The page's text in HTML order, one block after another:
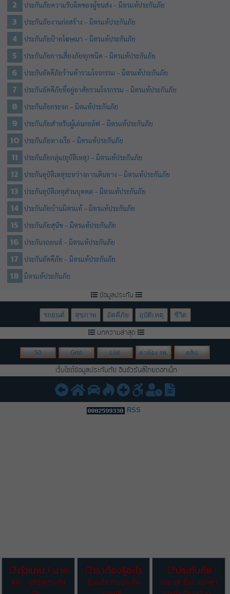
ประกันภัยความรับผิดของผู้ขนส่ง – มิตรแท้ประกันภัย
ประกันภัยงานก่อสร้าง – มิตรแท้ประกันภัย
ประกันภัยป้ายโฆษณา – มิตรแท้ประกันภัย
ประกันภัยการเสี่ยงภัยทุกชนิด – มิตรแท้ประกันภัย
ประกันอัคคีภัยร้านค้ารวมโจรกรรม – มิตรแท้ประกันภัย
ประกันอัคคีภัยที่อยู่อาศัยรวมโจรกรรม – มิตรแท้ประกันภัย
ประกันภัยกระจก – มิตแท้ประกันภัย
ประกันภัยสำหรับผู้เล่นกอล์ฟ – มิตรแท้ประกันภัย
ประกันภัยทางเรือ – มิตรแท้ประกันภัย
ประกันภัยกลุ่ม(อุบัติเหตุ) – มิตรแท้ประกันภัย
ประกันอุบัติเหตุระหว่างการเดินทาง – มิตรแท้ประกันภัย
ประกันอุบัติเหตุส่วนบุคคล – มิตรแท้ประกันภัย
ประกันภัยบ้านมิตรแท้ – มิตรแท้ประกันภัย
ประกันภัยสุนัข – มิตรแท้ประกันภัย
ประกันรถยนต์ – มิตรแท้ประกันภัย
ประกันอัคคีภัย – มิตรแท้ประกันภัย
มิตรแท้ประกันภัย
ตัวแทน / นาย
หน้า / บริษัทประกัน
เราต้องรู้อะไร
บ้างเกี่ยวกับประกัน
ประกันภัย
รถยนต์ ชั้น1 แอกซ่า
ข้อมูลประกัน
รถยนต์ สุขภาพ อัคคีภัย อุบัติเหตุ ชีวิต
บทความล่าสุด
50 Grid List ค่าห้อง รพ. คลิป
เว็บไซต์ข้อมูลประกันภัย อินชัวรันส์ไทยดอทเน็ท
RSS